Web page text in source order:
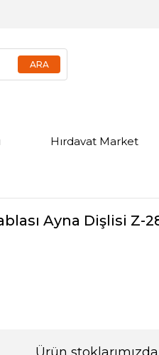
Hırdavat Market
Ayna Dişlisi Z-